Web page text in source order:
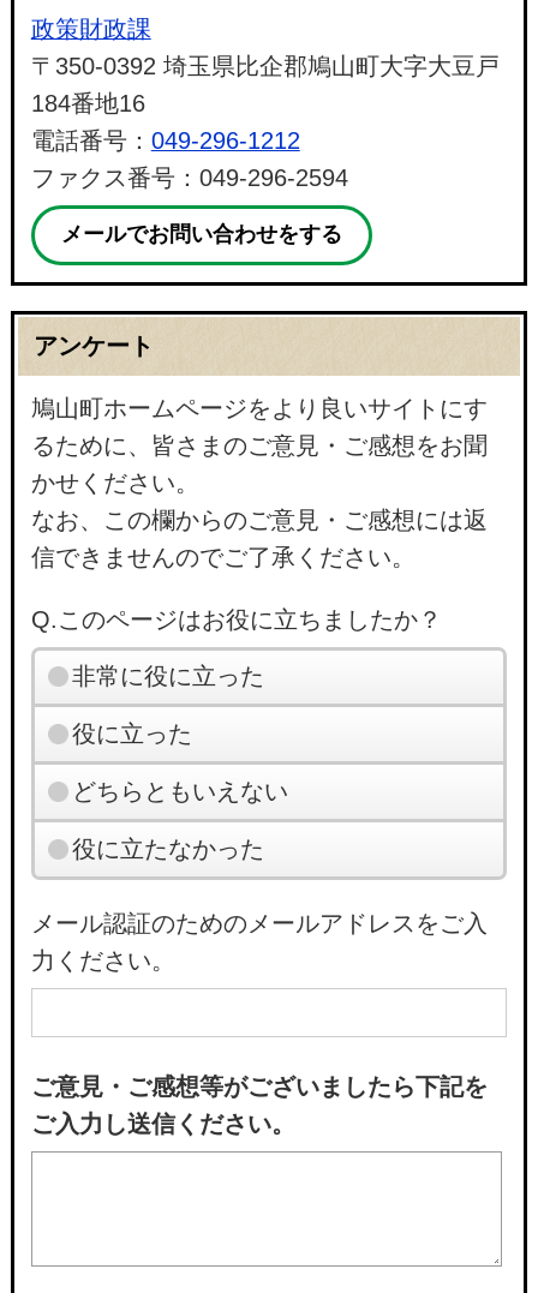
政策財政課
〒350-0392 埼玉県比企郡鳩山町大字大豆戸
184番地16
電話番号： 049-296-1212
ファクス番号：049-296-2594
メールでお問い合わせをする
アンケート
鳩山町ホームページをより良いサイトにす
るために、皆さまのご意見・ご感想をお聞
かせください。
なお、この欄からのご意見・ご感想には返
信できませんのでご了承ください。
Q.このページはお役に立ちましたか？
非常に役に立った
役に立った
どちらともいえない
役に立たなかった
メール認証のためのメールアドレスをご入
力ください。
ご意見・ご感想等がございましたら下記を
ご入力し送信ください。